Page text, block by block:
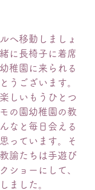
へ移動しましょ
に長椅子に着席
稚園に来られる
うございます。
しいもうひとつ
の園幼稚園の教
なと毎日会える
っています。そ
教諭たちは手遊び
ショーにして、
ました。